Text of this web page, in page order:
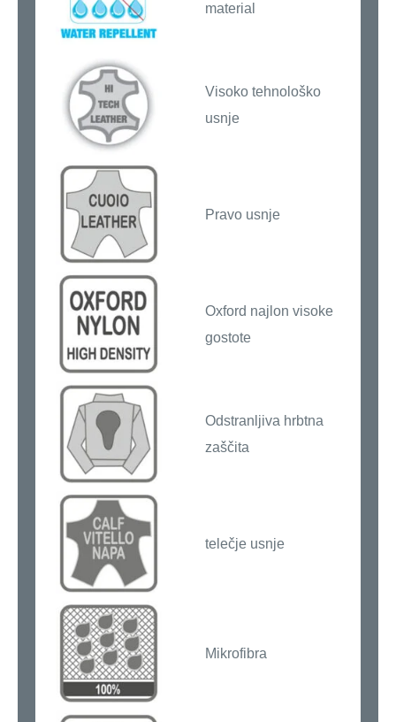
material
Visoko tehnološko
usnje
Pravo usnje
Oxford najlon visoke
gostote
Odstranljiva hrbtna
zaščita
telečje usnje
Mikrofibra